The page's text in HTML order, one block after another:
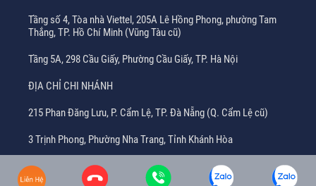
Tầng số 4, Tòa nhà Viettel, 205A Lê Hồng Phong, phường Tam
Thắng, TP. Hồ Chí Minh (Vũng Tàu cũ)
Tầng 5A, 298 Cầu Giấy, Phường Cầu Giấy, TP. Hà Nội
ĐỊA CHỈ CHI NHÁNH
215 Phan Đăng Lưu, P. Cẩm Lệ, TP. Đà Nẵng (Q. Cẩm Lệ cũ)
3 Trịnh Phong, Phường Nha Trang, Tỉnh Khánh Hòa